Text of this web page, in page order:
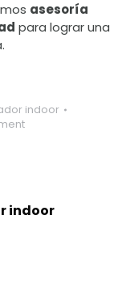
asesoría
para lograr una
indoor
indoor